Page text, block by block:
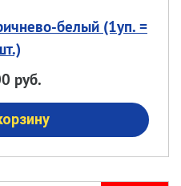
белый (1уп. =
руб.